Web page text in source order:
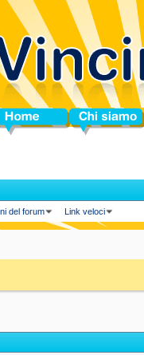
Chi siamo
del forum Link veloci